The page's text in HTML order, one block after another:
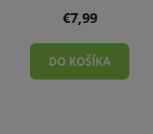
€7,99
DO KOŠÍKA